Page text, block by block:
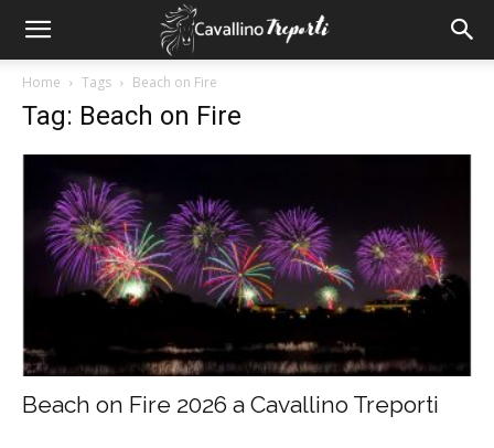
Home Tags Beach on Fire
Tag: Beach on Fire
Beach on Fire 2026 a Cavallino Treporti